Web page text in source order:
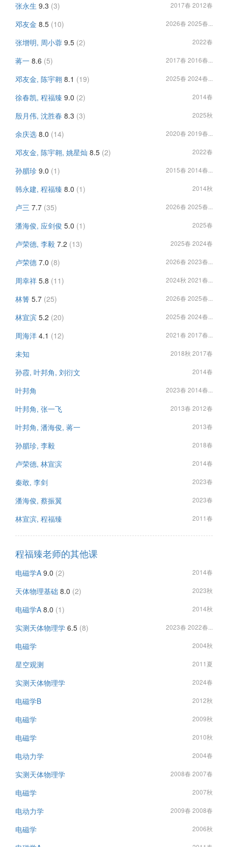
张永生 9.3 (3) 2017春 2012春
邓友金 8.5 (10) 2026春 2025春...
张增明, 周小蓉 9.5 (2) 2022春
蒋一 8.6 (5) 2017春 2016春...
邓友金, 陈宇翱 8.1 (19) 2025春 2024春...
徐春凯, 程福臻 9.0 (2) 2014春
殷月伟, 沈胜春 8.3 (3) 2025秋
余庆选 8.0 (14) 2020春 2019春...
邓友金, 陈宇翱, 姚星灿 8.5 (2) 2022春
孙腊珍 9.0 (1) 2015春 2014春...
韩永建, 程福臻 8.0 (1) 2014秋
卢三 7.7 (35) 2026春 2025春...
潘海俊, 应剑俊 5.0 (1) 2025春
卢荣德, 李毅 7.2 (13) 2025春 2024春
卢荣德 7.0 (8) 2026春 2023春...
周幸祥 5.8 (11) 2024秋 2021春...
林箐 5.7 (25) 2026春 2025春...
林宣滨 5.2 (20) 2025春 2024春...
周海洋 4.1 (12) 2021春 2017春...
未知 2018秋 2017春
孙霞, 叶邦角, 刘衍文 2014春
叶邦角 2023春 2014春...
叶邦角, 张一飞 2013春 2012春
叶邦角, 潘海俊, 蒋一 2013春
孙腊珍, 李毅 2018春
卢荣德, 林宣滨 2014春
秦敢, 李剑 2023春
潘海俊, 蔡振翼 2023春
林宣滨, 程福臻 2011春
程福臻老师的其他课
电磁学A 9.0 (2) 2014春
天体物理基础 8.0 (2) 2023秋
电磁学A 8.0 (1) 2014秋
实测天体物理学 6.5 (8) 2023春 2022春...
电磁学 2004秋
星空观测 2011夏
实测天体物理学 2024春
电磁学B 2012秋
电磁学 2009秋
电磁学 2010秋
电动力学 2004春
实测天体物理学 2008春 2007春
电磁学 2007秋
电动力学 2009春 2008春
电磁学 2006秋